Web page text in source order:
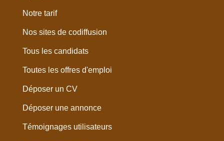
Notre tarif
Nos sites de codiffusion
Tous les candidats
Toutes les offres d'emploi
Déposer un CV
Déposer une annonce
Témoignages utilisateurs